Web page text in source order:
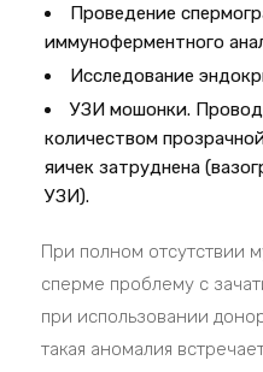
Проведение
иммуноферментного
Исследование
УЗИ мошонки.
количеством
яичек затруднена
УЗИ).
При полном отсутствии
сперме проблему с
при использовании
такая аномалия